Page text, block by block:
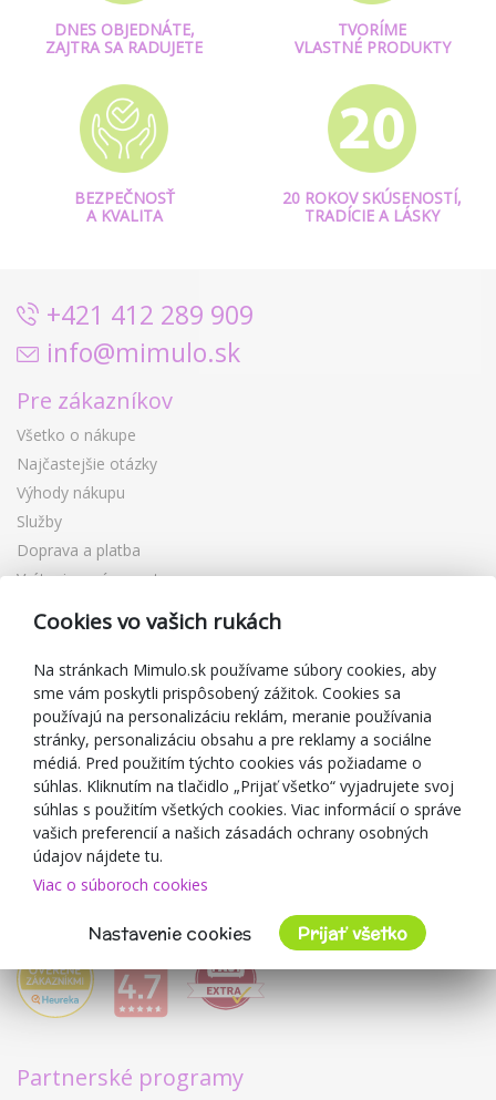
DNES OBJEDNÁTE,
ZAJTRA SA RADUJETE
TVORÍME
VLASTNÉ PRODUKTY
BEZPEČNOSŤ
A KVALITA
20 ROKOV SKÚSENOSTÍ,
TRADÍCIE A LÁSKY
+421 412 289 909
info@mimulo.sk
Pre zákazníkov
Všetko o nákupe
Najčastejšie otázky
Výhody nákupu
Služby
Doprava a platba
Vrátenie a výmena tovaru
Reklamácia
Darčekové poukážky
Zľavové kupóny
Blog
O predajcovi
Mimulo.sk
Obchodné podmienky
Ochrana osobných údajov GDPR
Kontakty
Spolupracujeme
Partnerské programy
Cookies vo vašich rukách
Na stránkach Mimulo.sk používame súbory cookies, aby
sme vám poskytli prispôsobený zážitok. Cookies sa
používajú na personalizáciu reklám, meranie používania
stránky, personalizáciu obsahu a pre reklamy a sociálne
médiá. Pred použitím týchto cookies vás požiadame o
súhlas. Kliknutím na tlačidlo „Prijať všetko“ vyjadrujete svoj
súhlas s použitím všetkých cookies. Viac informácií o správe
vašich preferencií a našich zásadách ochrany osobných
údajov nájdete tu.
Viac o súboroch cookies
Nastavenie cookies Prijať všetko